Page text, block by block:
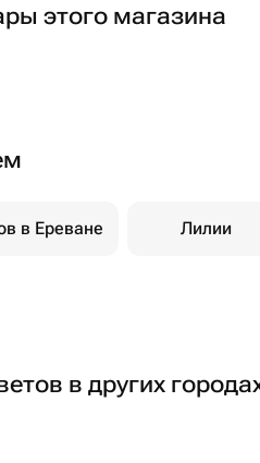
этого магазина
в Ереване Лилии
в других